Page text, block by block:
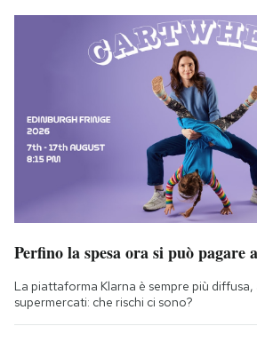
Perfino la spesa ora si può pagare
La piattaforma Klarna è sempre più diffusa,
supermercati: che rischi ci sono?